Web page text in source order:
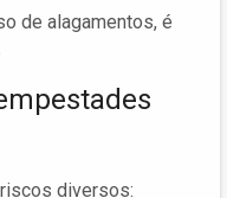
de alagamentos, é
diversos: